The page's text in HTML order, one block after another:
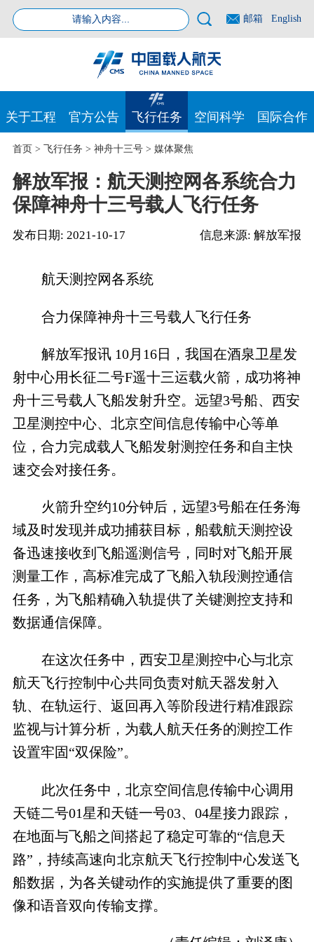
邮箱 English
关于工程 官方公告 飞行任务 空间科学 国际合作
首页> 飞行任务 > 神舟十三号> 媒体聚焦
解放军报：航天测控网各系统合力
保障神舟十三号载人飞行任务
发布日期: 2021-10-17 信息来源:解放军报
航天测控网各系统
合力保障神舟十三号载人飞行任务
解放军报讯 10月16日，我国在酒泉卫星发
射中心用长征二号F遥十三运载火箭，成功将神
舟十三号载人飞船发射升空。远望3号船、西安
卫星测控中心、北京空间信息传输中心等单
位，合力完成载人飞船发射测控任务和自主快
速交会对接任务。
火箭升空约10分钟后，远望3号船在任务海
域及时发现并成功捕获目标，船载航天测控设
备迅速接收到飞船遥测信号，同时对飞船开展
测量工作，高标准完成了飞船入轨段测控通信
任务，为飞船精确入轨提供了关键测控支持和
数据通信保障。
在这次任务中，西安卫星测控中心与北京
航天飞行控制中心共同负责对航天器发射入
轨、在轨运行、返回再入等阶段进行精准跟踪
监视与计算分析，为载人航天任务的测控工作
设置牢固“双保险”。
此次任务中，北京空间信息传输中心调用
天链二号01星和天链一号03、04星接力跟踪，
在地面与飞船之间搭起了稳定可靠的“信息天
路”，持续高速向北京航天飞行控制中心发送飞
船数据，为各关键动作的实施提供了重要的图
像和语音双向传输支撑。